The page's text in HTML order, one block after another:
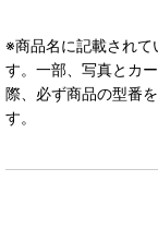
※商品名に記載されて
す。一部、写真とカ
際、必ず商品の型番
す。